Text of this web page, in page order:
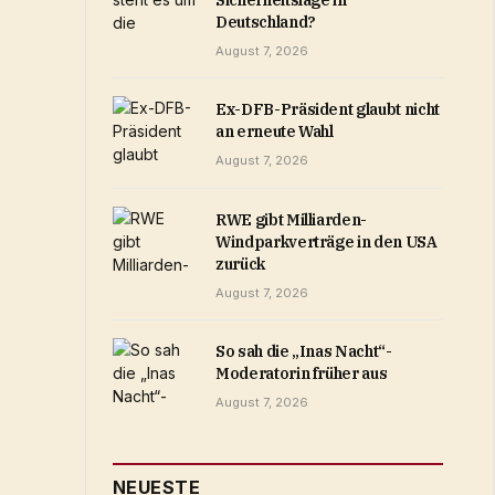
Deutschland?
August 7, 2026
Ex-DFB-Präsident glaubt nicht
an erneute Wahl
August 7, 2026
RWE gibt Milliarden-
Windparkverträge in den USA
zurück
August 7, 2026
So sah die „Inas Nacht“-
Moderatorin früher aus
August 7, 2026
NEUESTE